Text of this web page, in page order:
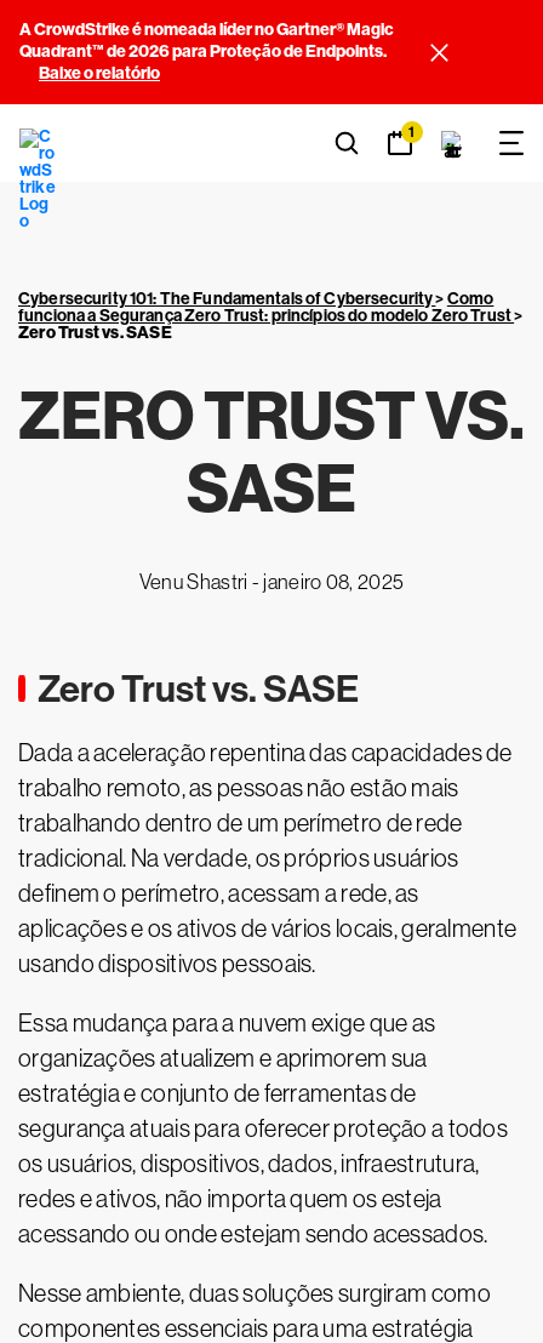
A CrowdStrike é nomeada líder no Gartner® Magic
Quadrant™ de 2026 para Proteção de Endpoints.
Baixe o relatório
1
Cybersecurity 101: The Fundamentals of Cybersecurity>Como
funciona a Segurança Zero Trust: princípios do modelo Zero Trust>
Zero Trust vs. SASE
ZERO TRUST VS.
SASE
Venu Shastri - janeiro 08, 2025
Zero Trust vs. SASE
Dada a aceleração repentina das capacidades de
trabalho remoto, as pessoas não estão mais
trabalhando dentro de um perímetro de rede
tradicional. Na verdade, os próprios usuários
definem o perímetro, acessam a rede, as
aplicações e os ativos de vários locais, geralmente
usando dispositivos pessoais.
Essa mudança para a nuvem exige que as
organizações atualizem e aprimorem sua
estratégia e conjunto de ferramentas de
segurança atuais para oferecer proteção a todos
os usuários, dispositivos, dados, infraestrutura,
redes e ativos, não importa quem os esteja
acessando ou onde estejam sendo acessados.
Nesse ambiente, duas soluções surgiram como
componentes essenciais para uma estratégia